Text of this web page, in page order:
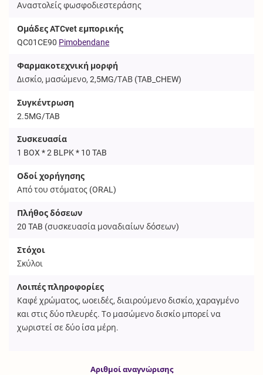
Αναστολείς φωσφοδιεστεράσης
Ομάδες ATCvet εμπορικής
QC01CE90 Pimobendane
Φαρμακοτεχνική μορφή
Δισκίο, μασώμενο, 2,5MG/ΤΑΒ (TAB_CHEW)
Συγκέντρωση
2.5MG/TAB
Συσκευασία
1 BOX * 2 BLPK * 10 TAB
Οδοί χορήγησης
Από του στόματος (ORAL)
Πλήθος δόσεων
20TAB (συσκευασία μοναδιαίων δόσεων)
Στόχοι
Σκύλοι
Λοιπές πληροφορίες
Καφέ χρώματος, ωοειδές, διαιρούμενο δισκίο, χαραγμένο
και στις δύο πλευρές. Το μασώμενο δισκίο μπορεί να
χωριστεί σε δύο ίσα μέρη.
Αριθμοί αναγνώρισης